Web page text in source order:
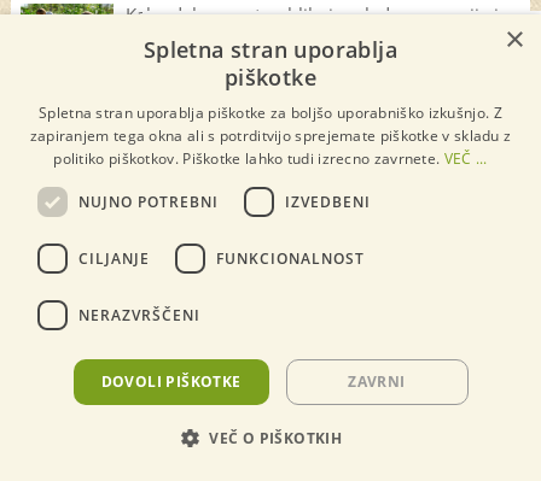
Kako delo na vrtu oblikuje mlade generacije in
kaj je šola življenja?
Zeliščni stolp za samostojno zalivanje, ki je
izdelan v Sloveniji
×
×
Spletna stran uporablja
piškotke
Spletna stran uporablja piškotke za boljšo uporabniško izkušnjo. Z
zapiranjem tega okna ali s potrditvijo sprejemate piškotke v skladu z
politiko piškotkov. Piškotke lahko tudi izrecno zavrnete. VEČ ...
NUJNO POTREBNI IZVEDBENI
CILJANJE FUNKCIONALNOST
NERAZVRŠČENI
DOVOLI PIŠKOTKE ZAVRNI
VEČ O PIŠKOTKIH